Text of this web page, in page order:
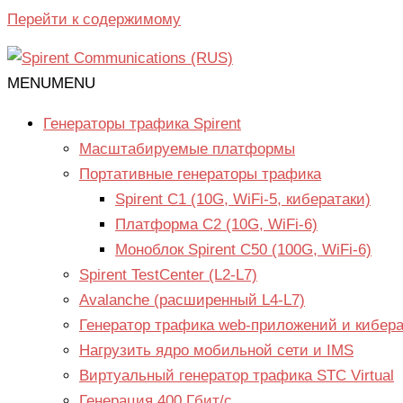
Перейти к содержимому
MENUMENU
Генераторы трафика Spirent
Масштабируемые платформы
Портативные генераторы трафика
Spirent C1 (10G, WiFi-5, кибератаки)
Платформа С2 (10G, WiFi-6)
Моноблок Spirent C50 (100G, WiFi-6)
Spirent TestCenter (L2-L7)
Avalanche (расширенный L4-L7)
Генератор трафика web-приложений и
Нагрузить ядро мобильной сети и IMS
Виртуальный генератор трафика STC Virtual